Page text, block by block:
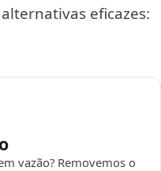
eficazes:
vazão? Removemos o